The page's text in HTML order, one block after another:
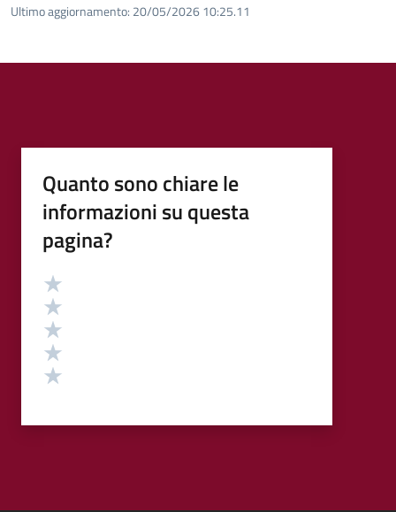
Ultimo aggiornamento: 20/05/2026 10:25.11
Quanto sono chiare le
informazioni su questa
pagina?
Valutazione